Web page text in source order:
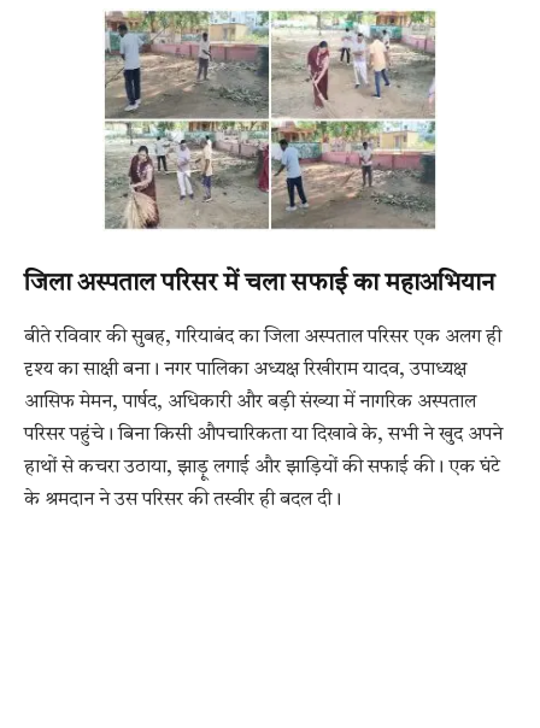
जिला अस्पताल परिसर में चला सफाई का महाअभियान
बीते रविवार की सुबह, गरियाबंद का जिला अस्पताल परिसर एक अलग ही
दृश्य का साक्षी बना। नगर पालिका अध्यक्ष रिखीराम यादव, उपाध्यक्ष
आसिफ मेमन, पार्षद, अधिकारी और बड़ी संख्या में नागरिक अस्पताल
परिसर पहुंचे। बिना किसी औपचारिकता या दिखावे के, सभी ने खुद अपने
हाथों से कचरा उठाया, झाड़ू लगाई और झाड़ियों की सफाई की। एक घंटे
के श्रमदान ने उस परिसर की तस्वीर ही बदल दी।